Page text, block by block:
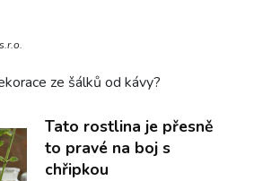
ze šálků od kávy?
Tato rostlina je přesně
to pravé na boj s
chřipkou